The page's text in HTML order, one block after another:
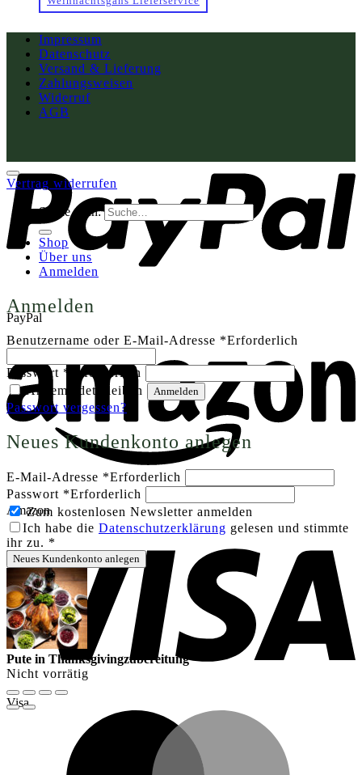
Impressum
Datenschutz
Versand & Lieferung
Zahlungsweisen
Widerruf
AGB
PayPal
Amazon
Visa
Vertrag widerrufen
Suche nach:
Shop
Über uns
Anmelden
Anmelden
Benutzername oder E-Mail-Adresse *Erforderlich
Passwort *
Erforderlich
Angemeldet bleiben
Anmelden
Passwort vergessen?
Neues Kundenkonto anlegen
E-Mail-Adresse *Erforderlich
Passwort *Erforderlich
Zum kostenlosen Newsletter anmelden
Ich habe die Datenschutzerklärung gelesen und stimmte
ihr zu. *
Neues Kundenkonto anlegen
Pute in Thanksgivingzubereitung
Nicht vorrätig